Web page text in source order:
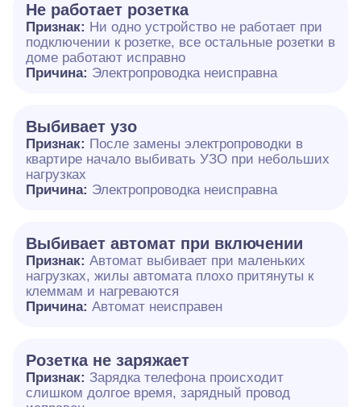
Не работает розетка
Признак: Ни одно устройство не работает при
подключении к розетке, все остальные розетки в
доме работают исправно
Причина: Электропроводка неисправна
Выбивает узо
Признак: После замены электропроводки в
квартире начало выбивать УЗО при небольших
нагрузках
Причина: Электропроводка неисправна
Выбивает автомат при включении
Признак: Автомат выбивает при маленьких
нагрузках, жилы автомата плохо притянуты к
клеммам и нагреваются
Причина: Автомат неисправен
Розетка не заряжает
Признак: Зарядка телефона происходит
слишком долгое время, зарядный провод